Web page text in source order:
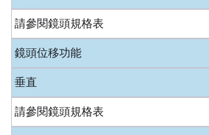
請參閱鏡頭規格表
鏡頭位移功能
垂直
請參閱鏡頭規格表